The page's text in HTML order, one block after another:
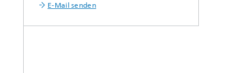
E-Mail senden